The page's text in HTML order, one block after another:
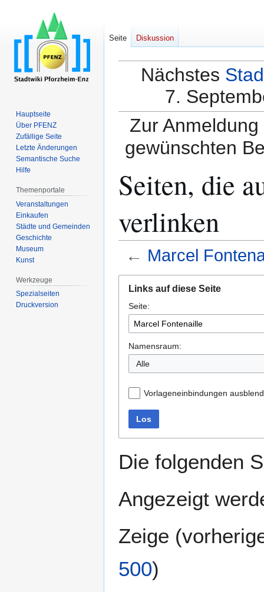
Nächstes
7.
Zur
gewünschten
Seiten, die
verlinken
← Marcel
Navigation
springen
Suche
springen
Links auf diese Seite
Seite:
Namensraum:
Alle
Vorlageneinbindungen
Los
Die folgenden
Angezeigt
Zeige (
500)
Seite Diskussion
Hauptseite
Über PFENZ
Zufällige Seite
Letzte Änderungen
Semantische Suche
Hilfe
Themenportale
Veranstaltungen
Einkaufen
Städte und Gemeinden
Geschichte
Museum
Kunst
Werkzeuge
Spezialseiten
Druckversion